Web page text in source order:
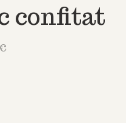
confitat